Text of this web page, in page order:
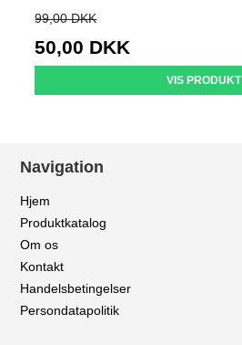
99,00 DKK
50,00 DKK
VIS PRODUKT
Navigation
Hjem
Produktkatalog
Om os
Kontakt
Handelsbetingelser
Persondatapolitik